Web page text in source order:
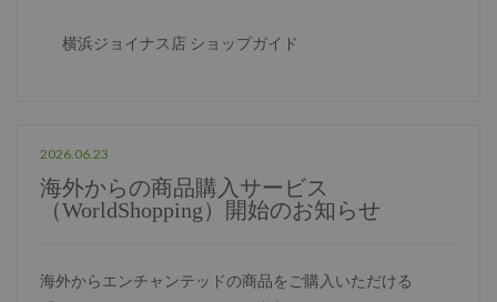
横浜ジョイナス店 ショップガイド
2026.06.23
海外からの商品購入サービス
（WorldShopping）開始のお知らせ
海外からエンチャンテッドの商品をご購入いただける